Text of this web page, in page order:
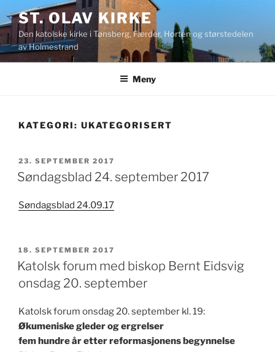
til
innhold
ST. OLAV KIRKE
Den katolske kirke i Tønsberg, Færder, Horten og størstedelen
av Holmestrand
Meny
KATEGORI: UKATEGORISERT
PUBLISERT
23. SEPTEMBER 2017
Søndagsblad 24. september 2017
Søndagsblad 24.09.17
PUBLISERT
18. SEPTEMBER 2017
Katolsk forum med biskop Bernt Eidsvig
onsdag 20. september
Katolsk forum onsdag 20. september kl. 19:
Økumeniske gleder og ergrelser
fem hundre år etter reformasjonens begynnelse